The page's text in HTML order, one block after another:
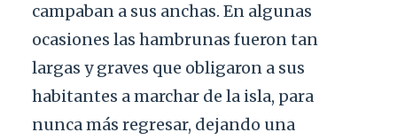
campaban a sus anchas. En algunas
ocasiones las hambrunas fueron tan
largas y graves que obligaron a sus
habitantes a marchar de la isla, para
nunca más regresar, dejando una